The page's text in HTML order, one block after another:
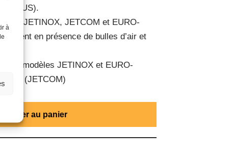
à
JETINOX, JETCOM et EURO-
en présence de bulles d’air et
(modèles JETINOX et EURO-
(JETCOM)
Ajouter au panier